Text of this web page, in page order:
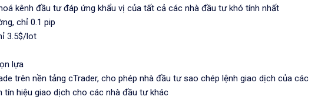
kênh đầu tư đáp ứng khẩu vị của tất cả các nhà đầu tư khó tính nhất
chỉ 0.1 pip
3.5$/lot
lựa
trên nền tảng cTrader, cho phép nhà đầu tư sao chép lệnh giao dịch của các
tín hiệu giao dịch cho các nhà đầu tư khác